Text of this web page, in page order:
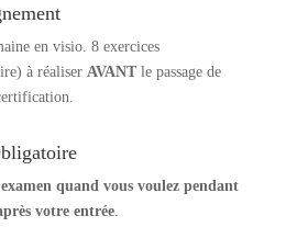
en visio. 8 exercices
à réaliser AVANTle passage de
examen quand vous voulez pendant
votre entrée.